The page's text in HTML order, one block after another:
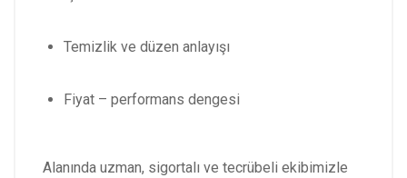
Temizlik ve düzen anlayışı
Fiyat – performans dengesi
Alanında uzman, sigortalı ve tecrübeli ekibimizle